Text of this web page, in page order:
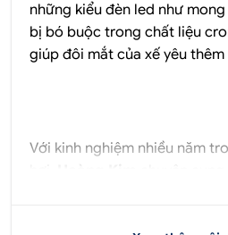
những kiểu đèn led như
bị bó buộc trong chất liệu
giúp đôi mắt của xế yêu
Với kinh nghiệm nhiều năm